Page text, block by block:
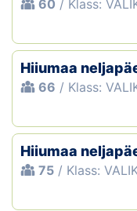
60 / Klass:
Hiiumaa
66 / Klass:
Hiiumaa
75 / Klass: